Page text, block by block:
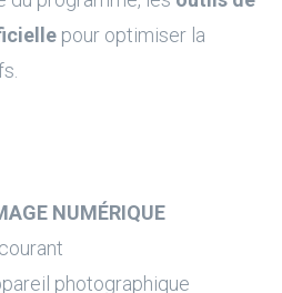
pour optimiser la
NUMÉRIQUE
photographique